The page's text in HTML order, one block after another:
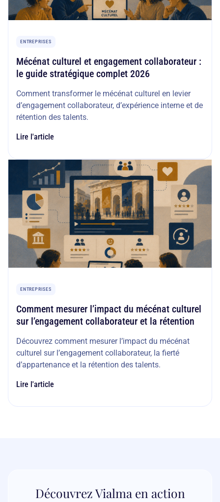
ENTREPRISES
Mécénat culturel et engagement collaborateur :
le guide stratégique complet 2026
Comment transformer le mécénat culturel en levier
d’engagement collaborateur, d’expérience interne et de
rétention des talents.
Lire l'article
ENTREPRISES
Comment mesurer l’impact du mécénat culturel
sur l’engagement collaborateur et la rétention
Découvrez comment mesurer l’impact du mécénat
culturel sur l’engagement collaborateur, la fierté
d’appartenance et la rétention des talents.
Lire l'article
Découvrez Vialma en action